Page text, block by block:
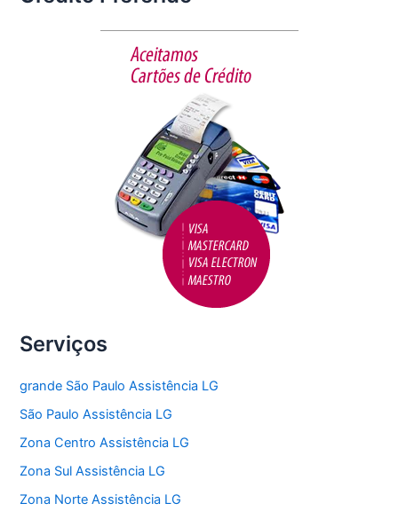
Serviços
grande São Paulo Assistência LG
São Paulo Assistência LG
Zona Centro Assistência LG
Zona Sul Assistência LG
Zona Norte Assistência LG